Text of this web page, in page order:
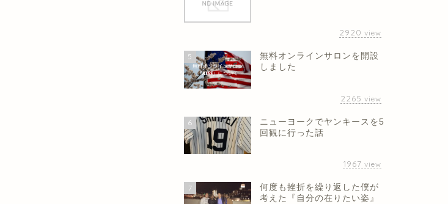
2920 view
5
無料オンラインサロンを開設
しました
2265 view
6
ニューヨークでヤンキースを5
回観に行った話
1967 view
7
何度も挫折を繰り返した僕が
考えた『自分の在りたい姿』